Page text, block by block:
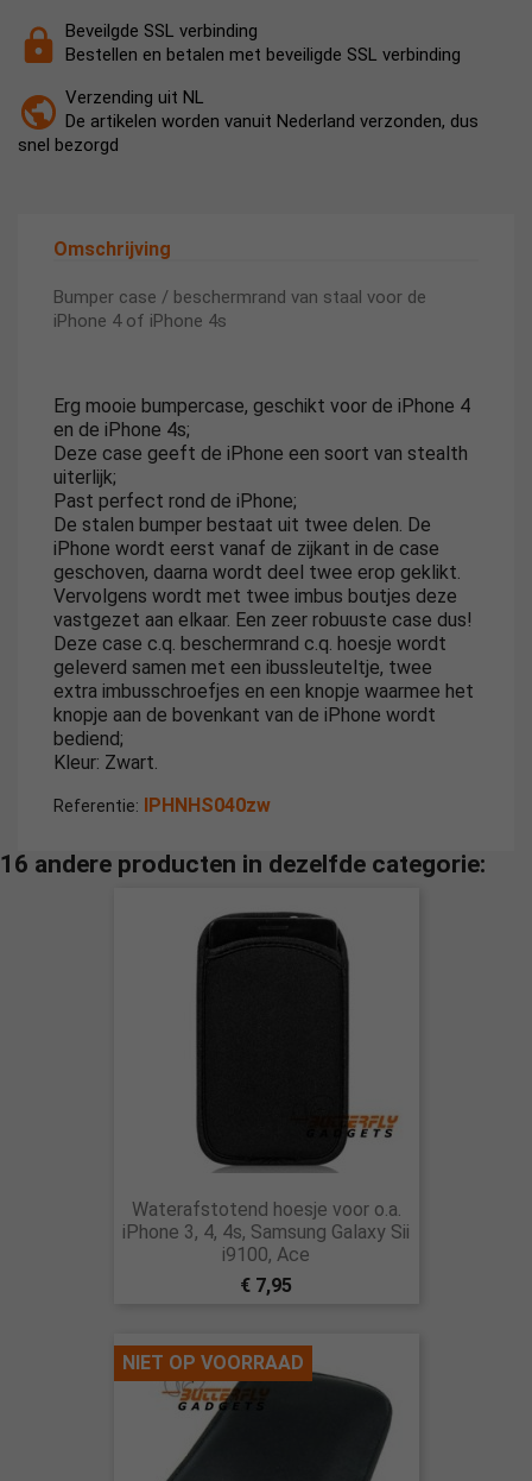
Beveilgde SSL verbinding
Bestellen en betalen met beveiligde SSL verbinding
Verzending uit NL
De artikelen worden vanuit Nederland verzonden, dus
snel bezorgd
Omschrijving
Bumper case / beschermrand van staal voor de
iPhone 4 of iPhone 4s
Erg mooie bumpercase, geschikt voor de iPhone 4
en de iPhone 4s;
Deze case geeft de iPhone een soort van stealth
uiterlijk;
Past perfect rond de iPhone;
De stalen bumper bestaat uit twee delen. De
iPhone wordt eerst vanaf de zijkant in de case
geschoven, daarna wordt deel twee erop geklikt.
Vervolgens wordt met twee imbus boutjes deze
vastgezet aan elkaar. Een zeer robuuste case dus!
Deze case c.q. beschermrand c.q. hoesje wordt
geleverd samen met een ibussleuteltje, twee
extra imbusschroefjes en een knopje waarmee het
knopje aan de bovenkant van de iPhone wordt
bediend;
Kleur: Zwart.
Referentie: IPHNHS040zw
16 andere producten in dezelfde categorie:
Waterafstotend hoesje voor o.a.
iPhone 3, 4, 4s, Samsung Galaxy Sii
i9100, Ace
€ 7,95
NIET OP VOORRAAD